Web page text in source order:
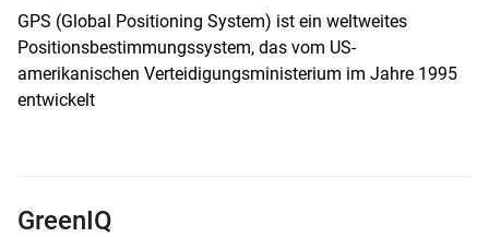
GPS (Global Positioning System) ist ein weltweites
Positionsbestimmungssystem, das vom US-
amerikanischen Verteidigungsministerium im Jahre 1995
entwickelt
GreenIQ